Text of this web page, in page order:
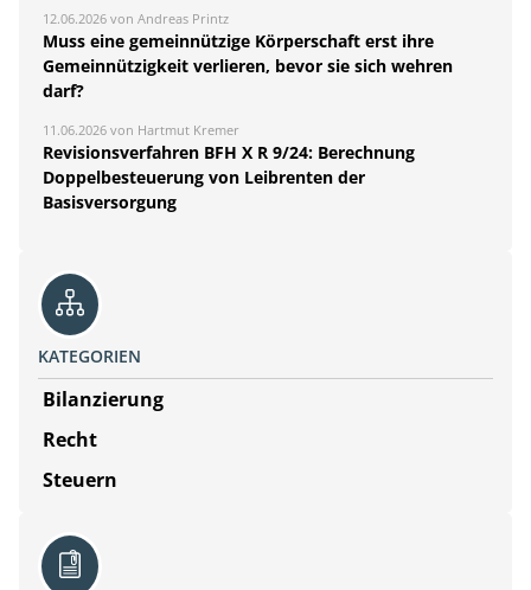
12.06.2026 von Andreas Printz
Muss eine gemeinnützige Körperschaft erst ihre
Gemeinnützigkeit verlieren, bevor sie sich wehren
darf?
11.06.2026 von Hartmut Kremer
Revisionsverfahren BFH X R 9/24: Berechnung
Doppelbesteuerung von Leibrenten der
Basisversorgung
KATEGORIEN
Bilanzierung
Recht
Steuern